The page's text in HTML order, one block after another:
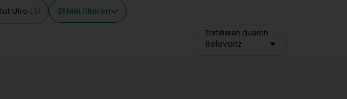
Ufro (3) Méi Filteren
Zortéieren duerch
Relevanz